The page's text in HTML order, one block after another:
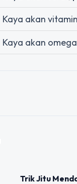
Kaya akan
Kaya akan
Trik Jitu